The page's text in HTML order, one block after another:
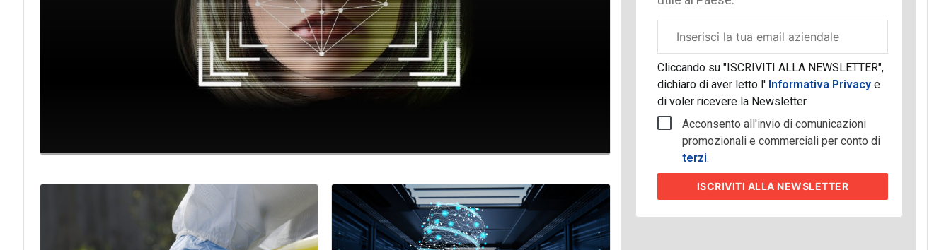
aziendale
Cliccando su "ISCRIVITI ALLA NEWSLETTER",
dichiaro di aver letto l'Informativa Privacy e
di voler ricevere la Newsletter.
Acconsento all'invio di comunicazioni
promozionali e commerciali per conto di
terzi.
ISCRIVITI ALLA NEWSLETTER